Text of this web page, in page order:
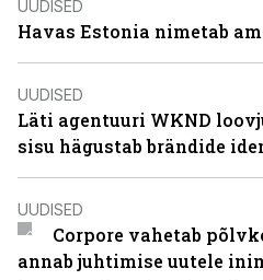
UUDISED
Havas Estonia nimetab
UUDISED
Läti agentuuri WKND
sisu hägustab brändide
UUDISED
Corpore vahetab
annab juhtimise uutele